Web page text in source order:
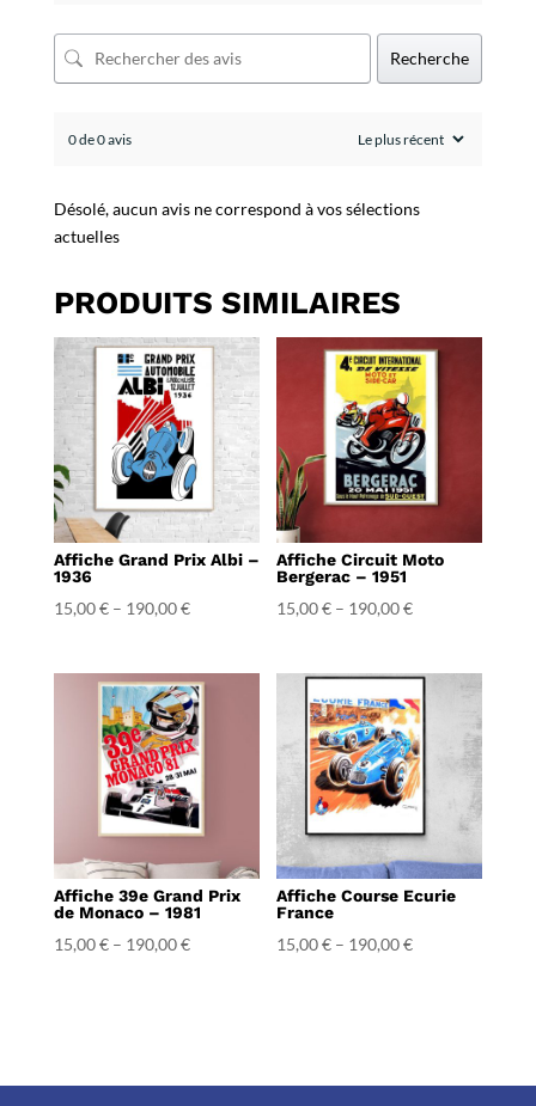
Recherche
0 de 0 avis
Désolé, aucun avis ne correspond à vos sélections
actuelles
PRODUITS SIMILAIRES
Affiche Grand Prix Albi –
1936
15,00€– 190,00€
Affiche Circuit Moto
Bergerac – 1951
15,00€ – 190,00€
Affiche 39e Grand Prix
de Monaco – 1981
15,00€– 190,00€
Affiche Course Ecurie
France
15,00€ – 190,00€